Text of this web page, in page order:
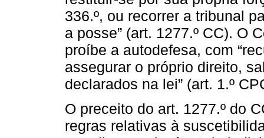
336.º, ou recorrer a tribunal
a posse” (art. 1277.º CC). O
proíbe a autodefesa, com
assegurar o próprio direito,
declarados na lei” (art. 1.º
O preceito do art. 1277.º do
regras relativas à